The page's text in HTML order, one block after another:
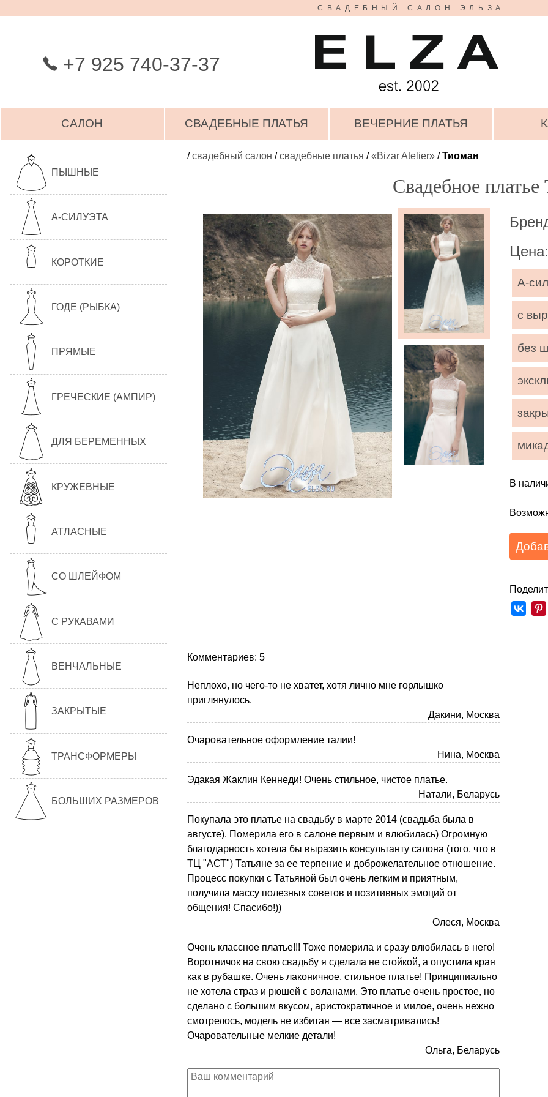
СВАДЕБНЫЙ САЛОН ЭЛЬЗА
+7 925 740-37-37
САЛОН СВАДЕБНЫЕ ПЛАТЬЯ ВЕЧЕРНИЕ ПЛАТЬЯ
ПЫШНЫЕ
А-СИЛУЭТА
КОРОТКИЕ
ГОДЕ (РЫБКА)
ПРЯМЫЕ
ГРЕЧЕСКИЕ (АМПИР)
ДЛЯ БЕРЕМЕННЫХ
КРУЖЕВНЫЕ
АТЛАСНЫЕ
СО ШЛЕЙФОМ
С РУКАВАМИ
ВЕНЧАЛЬНЫЕ
ЗАКРЫТЫЕ
ТРАНСФОРМЕРЫ
БОЛЬШИХ РАЗМЕРОВ
/свадебный салон /свадебные платья /«Bizar Atelier» /Тиоман
Свадебное
А-
с
без
В
Комментариев: 5
Неплохо, но чего-то не хватет, хотя лично мне горлышко
приглянулось.
Дакини, Москва
Очаровательное оформление талии!
Нина, Москва
Эдакая Жаклин Кеннеди! Очень стильное, чистое платье.
Натали, Беларусь
Покупала это платье на свадьбу в марте 2014 (свадьба была в
августе). Померила его в салоне первым и влюбилась) Огромную
благодарность хотела бы выразить консультанту салона (того, что в
ТЦ "АСТ") Татьяне за ее терпение и доброжелательное отношение.
Процесс покупки с Татьяной был очень легким и приятным,
получила массу полезных советов и позитивных эмоций от
общения! Спасибо!))
Олеся, Москва
Очень классное платье!!! Тоже померила и сразу влюбилась в него!
Воротничок на свою свадьбу я сделала не стойкой, а опустила края
как в рубашке. Очень лаконичное, стильное платье! Принципиально
не хотела страз и рюшей с воланами. Это платье очень простое, но
сделано с большим вкусом, аристократичное и милое, очень нежно
смотрелось, модель не избитая — все засматривались!
Очаровательные мелкие детали!
Ольга, Беларусь